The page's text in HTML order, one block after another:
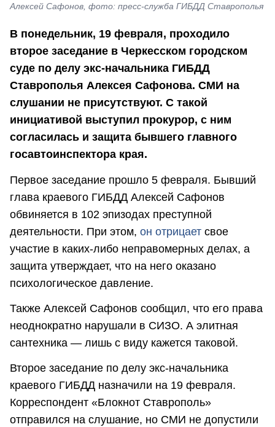
Алексей Сафонов, фото: пресс-служба ГИБДД Ставрополья
В понедельник, 19 февраля, проходило
второе заседание в Черкесском городском
суде по делу экс-начальника ГИБДД
Ставрополья Алексея Сафонова. СМИ на
слушании не присутствуют. С такой
инициативой выступил прокурор, с ним
согласилась и защита бывшего главного
госавтоинспектора края.
Первое заседание прошло 5 февраля. Бывший
глава краевого ГИБДД Алексей Сафонов
обвиняется в 102 эпизодах преступной
деятельности. При этом, он отрицает свое
участие в каких-либо неправомерных делах, а
защита утверждает, что на него оказано
психологическое давление.
Также Алексей Сафонов сообщил, что его права
неоднократно нарушали в СИЗО. А элитная
сантехника — лишь с виду кажется таковой.
Второе заседание по делу экс-начальника
краевого ГИБДД назначили на 19 февраля.
Корреспондент «Блокнот Ставрополь»
отправился на слушание, но СМИ не допустили